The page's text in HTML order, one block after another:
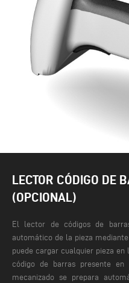
LECTOR CÓDIGO DE
(OPCIONAL)
El lector de códigos de
automático de la pieza
puede cargar cualquier pieza
código de barras presente
mecanizado se prepara